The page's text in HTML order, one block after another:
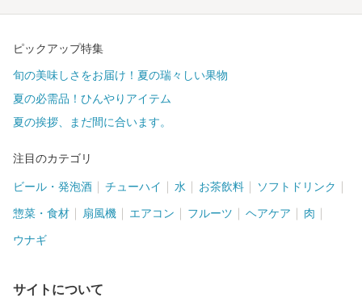
ピックアップ特集
旬の美味しさをお届け！夏の瑞々しい果物
夏の必需品！ひんやりアイテム
夏の挨拶、まだ間に合います。
注目のカテゴリ
ビール・発泡酒 チューハイ 水 お茶飲料 ソフトドリンク
惣菜・食材 扇風機 エアコン フルーツ ヘアケア 肉
ウナギ
サイトについて